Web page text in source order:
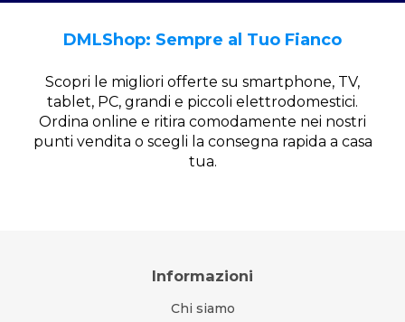
DMLShop: Sempre al Tuo Fianco
Scopri le migliori offerte su smartphone, TV,
tablet, PC, grandi e piccoli elettrodomestici.
Ordina online e ritira comodamente nei nostri
punti vendita o scegli la consegna rapida a casa
tua.
Informazioni
Chi siamo